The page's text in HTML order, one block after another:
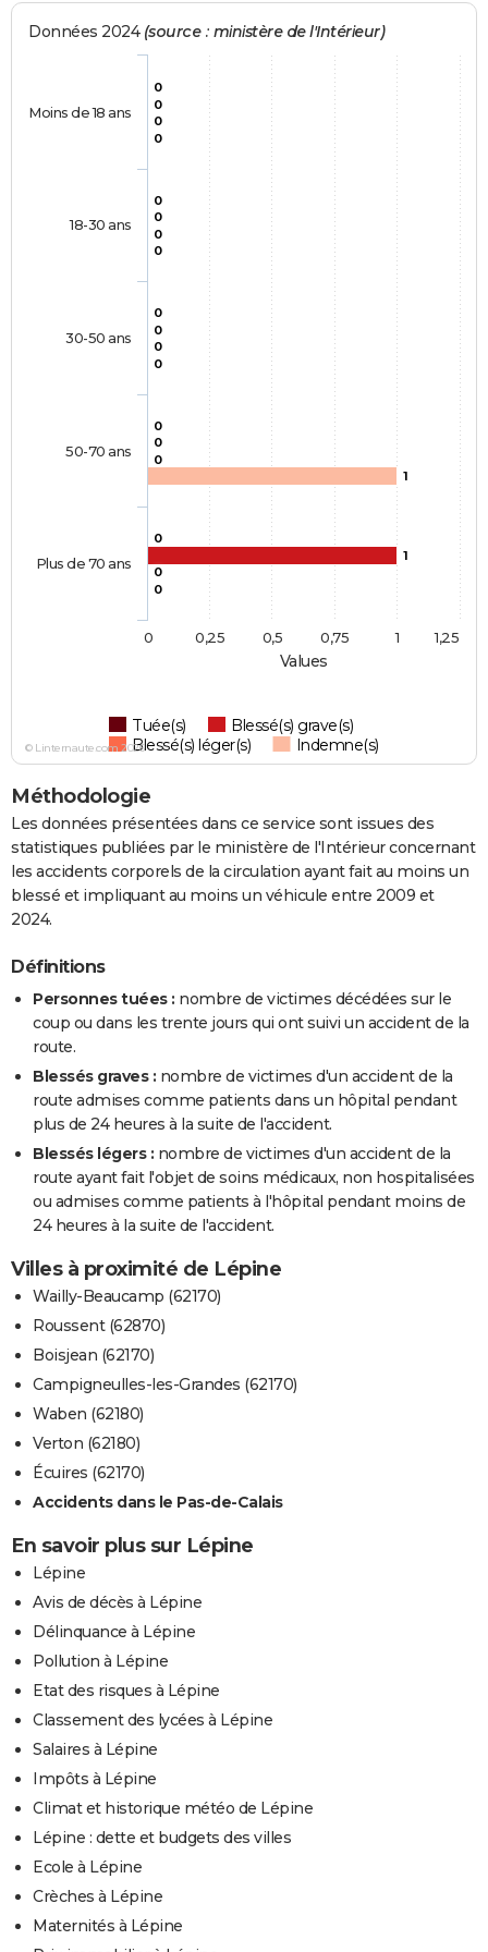
Values
Données 2024 (source : ministère de l'Intérieur)
0
0
0
0
0
0
0
0
0
1
0
0
0
0
0
0
0
0
1
0
Tuée(s)
Blessé(s) grave(s)
Blessé(s) léger(s)
Indemne(s)
Moins de 18 ans
18-30 ans
30-50 ans
50-70 ans
Plus de 70 ans
0 1
0,25 0,5 0,75 1,25
© Linternaute.com 2026
Méthodologie
Les données présentées dans ce service sont issues des
statistiques publiées par le ministère de l'Intérieur concernant
les accidents corporels de la circulation ayant fait au moins un
blessé et impliquant au moins un véhicule entre 2009 et
2024.
Définitions
Personnes tuées : nombre de victimes décédées sur le
coup ou dans les trente jours qui ont suivi un accident de la
route.
Blessés graves : nombre de victimes d'un accident de la
route admises comme patients dans un hôpital pendant
plus de 24 heures à la suite de l'accident.
Blessés légers : nombre de victimes d'un accident de la
route ayant fait l'objet de soins médicaux, non hospitalisées
ou admises comme patients à l'hôpital pendant moins de
24 heures à la suite de l'accident.
Villes à proximité de Lépine
Wailly-Beaucamp (62170)
Roussent (62870)
Boisjean (62170)
Campigneulles-les-Grandes (62170)
Waben (62180)
Verton (62180)
Écuires (62170)
Accidents dans le Pas-de-Calais
En savoir plus sur Lépine
Lépine
Avis de décès à Lépine
Délinquance à Lépine
Pollution à Lépine
Etat des risques à Lépine
Classement des lycées à Lépine
Salaires à Lépine
Impôts à Lépine
Climat et historique météo de Lépine
Lépine : dette et budgets des villes
Ecole à Lépine
Crèches à Lépine
Maternités à Lépine